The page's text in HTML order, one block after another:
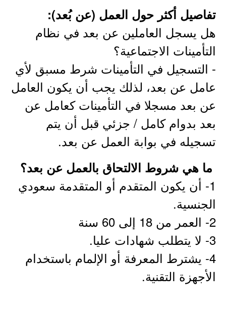
تفاصيل أكثر حول العمل (عن بُعد):
هل يسجل العاملين عن بعد في نظام
التأمينات الاجتماعية؟
- التسجيل في التأمينات شرط مسبق لأي
عامل عن بعد، لذلك يجب أن يكون العامل
عن بعد مسجلا في التأمينات كعامل عن
بعد بدوام كامل / جزئي قبل أن يتم
تسجيله في بوابة العمل عن بعد.
ما هي شروط الالتحاق بالعمل عن بعد؟
1- أن يكون المتقدم أو المتقدمة سعودي
الجنسية.
2- العمر من 18 إلى 60 سنة
3- لا يتطلب شهادات عليا.
4- يشترط المعرفة أو الإلمام باستخدام
الأجهزة التقنية.